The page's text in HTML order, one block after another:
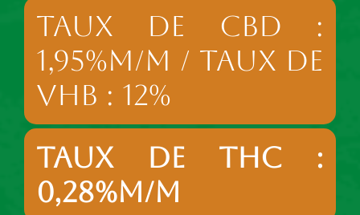
TAUX DE CBD :
1,95%m/m / TAUX DE
VHB : 12%
TAUX DE THC :
0,28%m/m